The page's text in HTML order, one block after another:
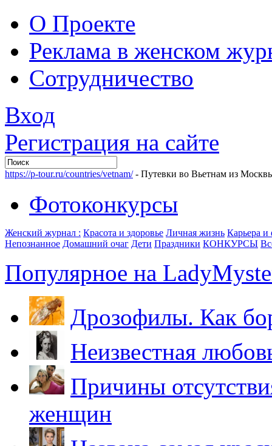
О Проекте
Реклама в женском
Сотрудничество
Вход
Регистрация на сайте
https://p-tour.ru/countries/vetnam/- Путевки во Вьетнам из
Фотоконкурсы
Женский журнал : Красота и здоровье Личная жизнь Карьера
Непознанное Домашний очаг Дети Праздники КОНКУРСЫ
Популярное на
Дрозофилы. Как
Неизвестная
Причины
женщин